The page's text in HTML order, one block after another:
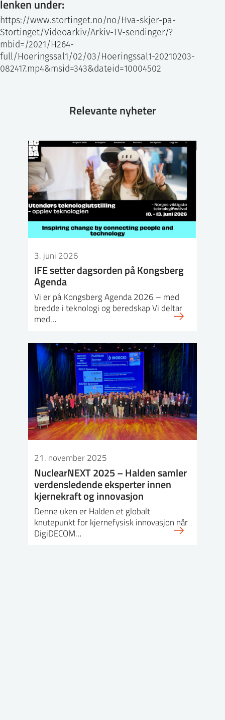
lenken under:
https://www.stortinget.no/no/Hva-skjer-pa-
Stortinget/Videoarkiv/Arkiv-TV-sendinger/?
mbid=/2021/H264-
full/Hoeringssal1/02/03/Hoeringssal1-20210203-
082417.mp4&msid=343&dateid=10004502
Relevante nyheter
3. juni 2026
IFE setter dagsorden på Kongsberg
Agenda
Vi er på Kongsberg Agenda 2026 – med
bredde i teknologi og beredskap Vi deltar
med…
21. november 2025
NuclearNEXT 2025 – Halden samler
verdensledende eksperter innen
kjernekraft og innovasjon
Denne uken er Halden et globalt
knutepunkt for kjernefysisk innovasjon når
DigiDECOM…